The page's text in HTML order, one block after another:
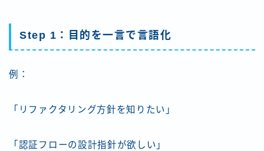
Step 1：目的を一言で言語化
例：
「リファクタリング方針を知りたい」
「認証フローの設計指針が欲しい」